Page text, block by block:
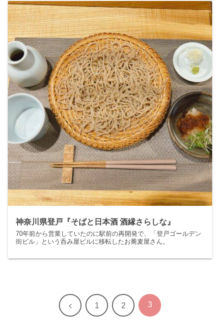
神奈川県登戸『そばと日本酒 酒縁さらしな』
70年前から営業していたのに駅前の再開発で、「登戸ゴールデン
街ビル」という呑み屋ビルに移転したお蕎麦屋さん。
前 1 2 3